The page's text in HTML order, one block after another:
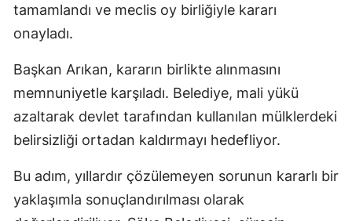
tamamlandı ve meclis oy birliğiyle kararı
onayladı.
Başkan Arıkan, kararın birlikte alınmasını
memnuniyetle karşıladı. Belediye, mali yükü
azaltarak devlet tarafından kullanılan mülklerdeki
belirsizliği ortadan kaldırmayı hedefliyor.
Bu adım, yıllardır çözülemeyen sorunun kararlı bir
yaklaşımla sonuçlandırılması olarak